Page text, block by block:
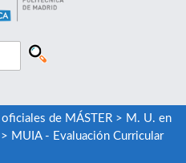
de MÁSTER> M. U. en
MUIA - Evaluación Curricular